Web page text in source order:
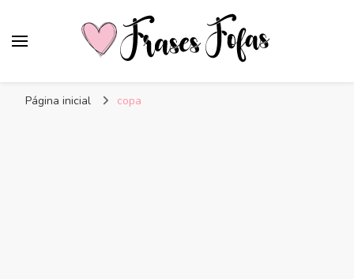
Página inicial copa